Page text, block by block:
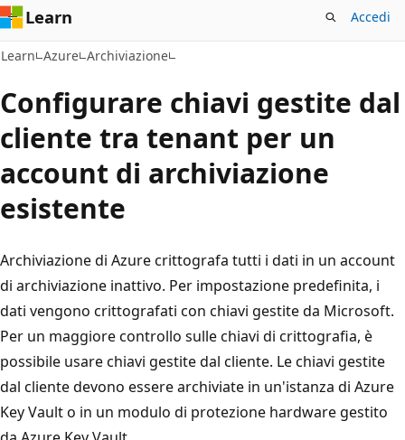
Learn Accedi
Learn Azure Archiviazione
Configurare chiavi gestite dal
cliente tra tenant per un
account di archiviazione
esistente
Archiviazione di Azure crittografa tutti i dati in un account
di archiviazione inattivo. Per impostazione predefinita, i
dati vengono crittografati con chiavi gestite da Microsoft.
Per un maggiore controllo sulle chiavi di crittografia, è
possibile usare chiavi gestite dal cliente. Le chiavi gestite
dal cliente devono essere archiviate in un'istanza di Azure
Key Vault o in un modulo di protezione hardware gestito